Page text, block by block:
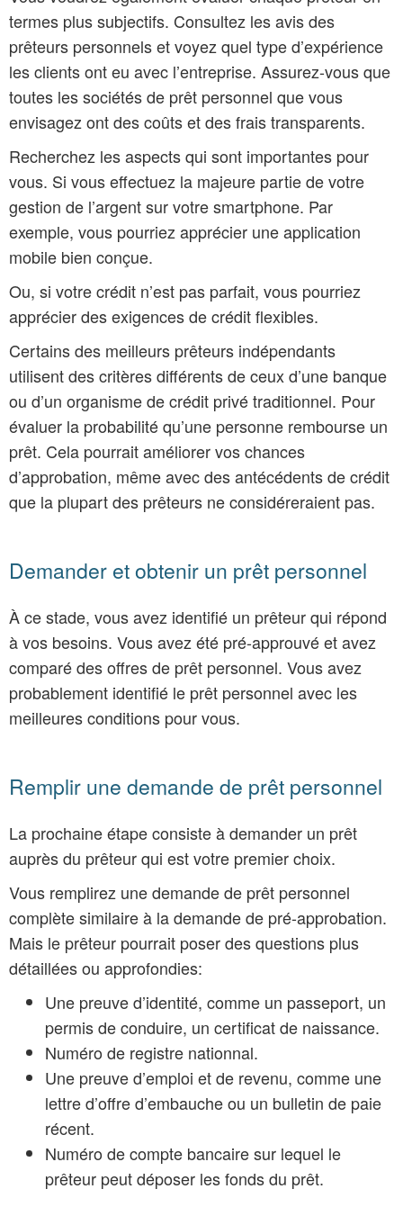
termes plus subjectifs. Consultez les avis des
prêteurs personnels et voyez quel type d’expérience
les clients ont eu avec l’entreprise. Assurez-vous que
toutes les sociétés de prêt personnel que vous
envisagez ont des coûts et des frais transparents.
Recherchez les aspects qui sont importantes pour
vous. Si vous effectuez la majeure partie de votre
gestion de l’argent sur votre smartphone. Par
exemple, vous pourriez apprécier une application
mobile bien conçue.
Ou, si votre crédit n’est pas parfait, vous pourriez
apprécier des exigences de crédit flexibles.
Certains des meilleurs prêteurs indépendants
utilisent des critères différents de ceux d’une banque
ou d’un organisme de crédit privé traditionnel. Pour
évaluer la probabilité qu’une personne rembourse un
prêt. Cela pourrait améliorer vos chances
d’approbation, même avec des antécédents de crédit
que la plupart des prêteurs ne considéreraient pas.
Demander et obtenir un prêt personnel
À ce stade, vous avez identifié un prêteur qui répond
à vos besoins. Vous avez été pré-approuvé et avez
comparé des offres de prêt personnel. Vous avez
probablement identifié le prêt personnel avec les
meilleures conditions pour vous.
Remplir une demande de prêt personnel
La prochaine étape consiste à demander un prêt
auprès du prêteur qui est votre premier choix.
Vous remplirez une demande de prêt personnel
complète similaire à la demande de pré-approbation.
Mais le prêteur pourrait poser des questions plus
détaillées ou approfondies:
Une preuve d’identité, comme un passeport, un
permis de conduire, un certificat de naissance.
Numéro de registre nationnal.
Une preuve d’emploi et de revenu, comme une
lettre d’offre d’embauche ou un bulletin de paie
récent.
Numéro de compte bancaire sur lequel le
prêteur peut déposer les fonds du prêt.